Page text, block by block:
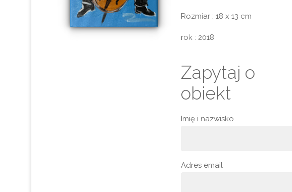
Rozmiar : 18 x 13 cm
rok : 2018
Zapytaj o
obiekt
Imię i nazwisko
Adres email